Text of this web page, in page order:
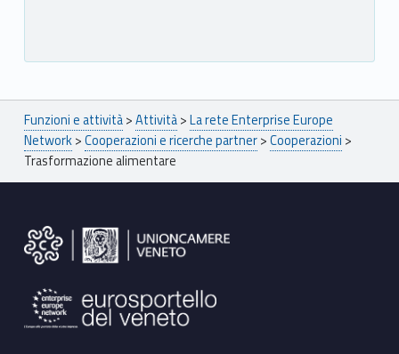
Breadcrumbs navigation
Funzioni e attività>Attività>La rete Enterprise Europe
Network>Cooperazioni e ricerche partner>Cooperazioni >
Trasformazione alimentare